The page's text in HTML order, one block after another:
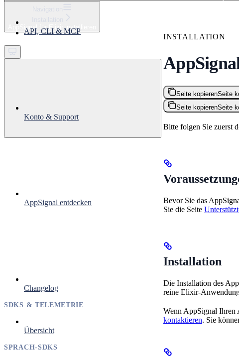
Get started
AppSignal für Elixir installieren
API, CLI & MCP
Konto & Support
AppSignal entdecken
Changelog
SDKS & TELEMETRIE
Übersicht
SPRACH-SDKS
INSTALLATION
Seite kopierenSeite
Seite kopierenSeite
Bitte folgen Sie zuerst
Bevor Sie das
Sie die Seite
Installation
Die Installation des
reine Elixir-
Wenn AppSignal Ihren
kontaktieren. Sie